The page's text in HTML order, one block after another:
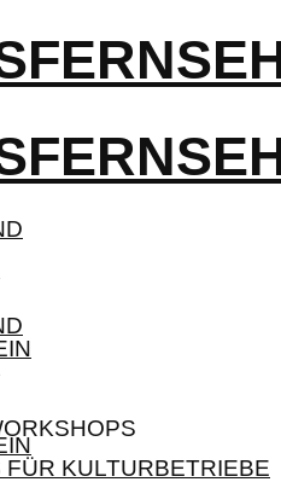
KULTURBETRIEBE